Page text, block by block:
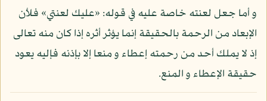
و أما جعل لعنته خاصة عليه في قوله: «عليك لعنتي» فلأن
الإبعاد من الرحمة بالحقيقة إنما يؤثر أثره إذا كان منه تعالى
إذ لا يملك أحد من رحمته إعطاء و منعا إلا بإذنه فإليه يعود
حقيقة الإعطاء و المنع.